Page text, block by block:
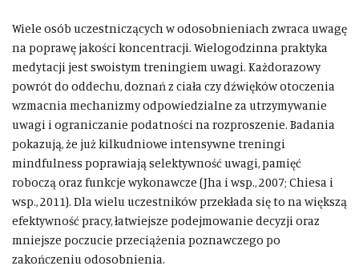
Wiele osób uczestniczących w odosobnieniach zwraca uwagę
na poprawę jakości koncentracji. Wielogodzinna praktyka
medytacji jest swoistym treningiem uwagi. Każdorazowy
powrót do oddechu, doznań z ciała czy dźwięków otoczenia
wzmacnia mechanizmy odpowiedzialne za utrzymywanie
uwagi i ograniczanie podatności na rozproszenie. Badania
pokazują, że już kilkudniowe intensywne treningi
mindfulness poprawiają selektywność uwagi, pamięć
roboczą oraz funkcje wykonawcze (Jha i wsp., 2007; Chiesa i
wsp., 2011). Dla wielu uczestników przekłada się to na większą
efektywność pracy, łatwiejsze podejmowanie decyzji oraz
mniejsze poczucie przeciążenia poznawczego po
zakończeniu odosobnienia.